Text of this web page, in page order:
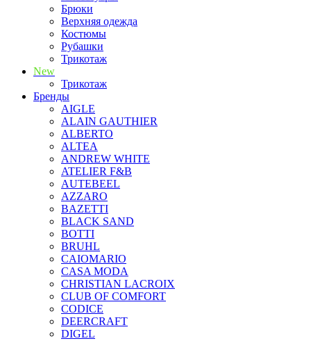
Брюки
Верхняя одежда
Костюмы
Рубашки
Трикотаж
New
Трикотаж
Бренды
AIGLE
ALAIN GAUTHIER
ALBERTO
ALTEA
ANDREW WHITE
ATELIER F&B
AUTEBEEL
AZZARO
BAZETTI
BLACK SAND
BOTTI
BRUHL
CAIOMARIO
CASA MODA
CHRISTIAN LACROIX
CLUB OF COMFORT
CODICE
DEERCRAFT
DIGEL